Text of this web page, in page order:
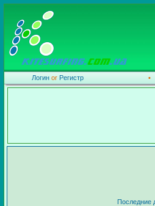
Логин or Регистр •
Последние